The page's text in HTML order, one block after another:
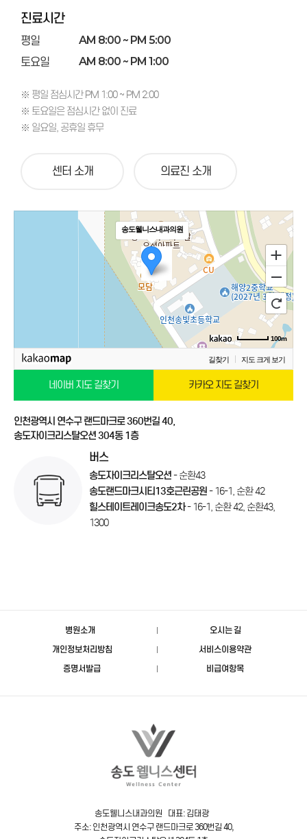
진료시간
평일 AM 8:00 ~ PM 5:00
토요일 AM 8:00 ~ PM 1:00
※ 평일 점심시간 PM 1:00 ~ PM 2:00
※ 토요일은 점심시간 없이 진료
※ 일요일, 공휴일 휴무
센터 소개 의료진 소개
송도웰니스내과의원
100m
길찾기 지도 크게 보기
네이버 지도 길찾기 카카오 지도 길찾기
인천광역시 연수구 랜드마크로 360번길 40,
송도자이크리스탈오션 304동 1층
버스
송도자이크리스탈오션- 순환43
송도랜드마크시티13호근린공원- 16-1, 순환 42
힐스테이트레이크송도2차- 16-1, 순환 42, 순환43,
1300
병원소개
오시는 길
개인정보처리방침
서비스이용약관
증명서발급
비급여항목
송도웰니스내과의원 대표: 김태광
주소: 인천광역시 연수구 랜드마크로 360번길 40,